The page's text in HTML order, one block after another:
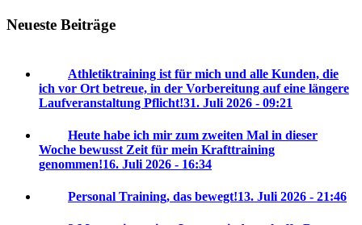
Neueste Beiträge
Athletiktraining ist für mich und alle Kunden, die
ich vor Ort betreue, in der Vorbereitung auf eine längere
Laufveranstaltung Pflicht!31. Juli 2026 - 09:21
Heute habe ich mir zum zweiten Mal in dieser
Woche bewusst Zeit für mein Krafttraining
genommen!16. Juli 2026 - 16:34
Personal Training, das bewegt!13. Juli 2026 - 21:46